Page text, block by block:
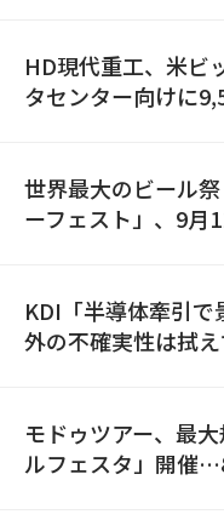
HD現代重工、米ビ
タセンター向けに
世界最大のビール
ーフェスト」、9月
KDI「半導体牽引
外の不確実性は拭え
モドゥツアー、最
ルフェスタ」開催